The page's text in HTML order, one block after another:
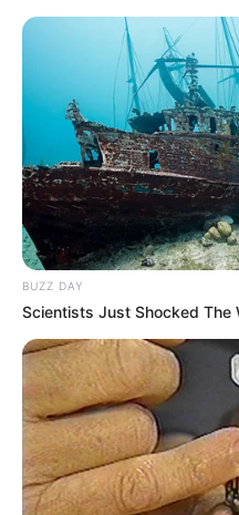
BUZZ DAY
Scientists Just Shocked The